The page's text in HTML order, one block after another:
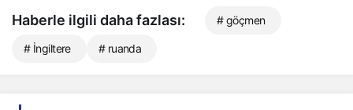
Haberle ilgili daha fazlası: # göçmen
# İngiltere # ruanda